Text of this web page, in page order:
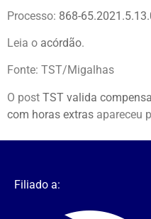
Processo: 868-
Leia o acórdão.
Fonte: TST/Migalhas
O post TST valida
com horas extras apareceu
Filiado a: